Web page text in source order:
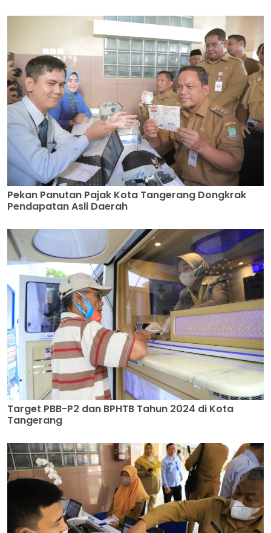
Pekan Panutan Pajak Kota Tangerang Dongkrak
Pendapatan Asli Daerah
Target PBB-P2 dan BPHTB Tahun 2024 di Kota
Tangerang